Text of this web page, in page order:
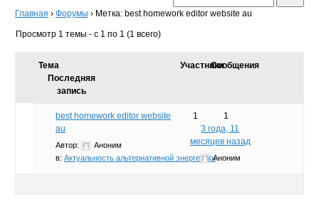
Главная › Форумы › Метка: best homework editor website au
Просмотр 1 темы - с 1 по 1 (1 всего)
Тема УчастникиСообщения
Последняя
запись
best homework editor website
au
Автор:
Аноним
в: Актуальность альтернативной энергетики
1
1
3 года, 11
месяцев назад
Аноним